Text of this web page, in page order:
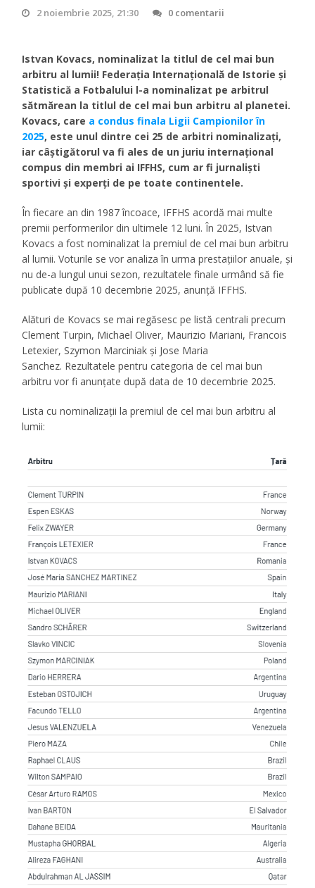
2 noiembrie 2025, 21:30 0 comentarii
Istvan Kovacs, nominalizat la titlul de cel mai bun
arbitru al lumii! Federația Internațională de Istorie și
Statistică a Fotbalului l-a nominalizat pe arbitrul
sătmărean la titlul de cel mai bun arbitru al planetei.
Kovacs, care a condus finala Ligii Campionilor în
2025, este unul dintre cei 25 de arbitri nominalizați,
iar câștigătorul va fi ales de un juriu internațional
compus din membri ai IFFHS, cum ar fi jurnaliști
sportivi și experți de pe toate continentele.
În fiecare an din 1987 încoace, IFFHS acordă mai multe
premii performerilor din ultimele 12 luni. În 2025, Istvan
Kovacs a fost nominalizat la premiul de cel mai bun arbitru
al lumii. Voturile se vor analiza în urma prestațiilor anuale, și
nu de-a lungul unui sezon, rezultatele finale urmând să fie
publicate după 10 decembrie 2025, anunță IFFHS.
Alături de Kovacs se mai regăsesc pe listă centrali precum
Clement Turpin, Michael Oliver, Maurizio Mariani, Francois
Letexier, Szymon Marciniak și Jose Maria
Sanchez. Rezultatele pentru categoria de cel mai bun
arbitru vor fi anunțate după data de 10 decembrie 2025.
Lista cu nominalizații la premiul de cel mai bun arbitru al
lumii: